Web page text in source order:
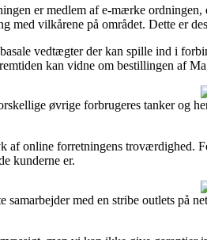
er medlem af e-mærke
med vilkårene på området. Dette er
vedtægter der kan spille ind i
kan vidne om bestillingen af
øvrige forbrugeres tanker og
online forretningens troværdighed.
kunderne er.
med en stribe outlets på